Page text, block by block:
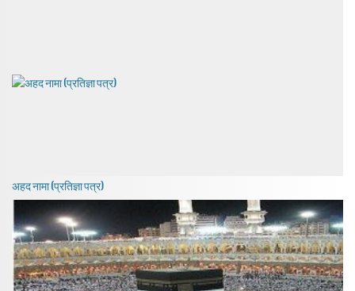
अहद नामा (प्रतिज्ञा पत्र)